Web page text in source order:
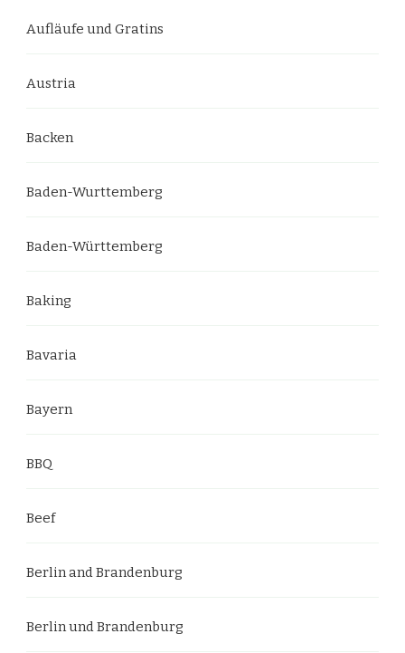
Aufläufe und Gratins
Austria
Backen
Baden-Wurttemberg
Baden-Württemberg
Baking
Bavaria
Bayern
BBQ
Beef
Berlin and Brandenburg
Berlin und Brandenburg